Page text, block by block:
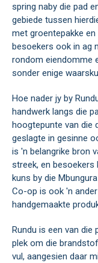
spring naby die pad
gebiede tussen
met groentepakke
besoekers ook in ag
rondom eiendomme
sonder enige
Hoe nader jy by
handwerk langs die
hoogtepunte van die
geslagte in gesinne
is 'n belangrike bron
streek, en besoekers
kuns by die
Co-op is ook 'n
handgemaakte
Rundu is een van die
plek om die
vul, aangesien daar